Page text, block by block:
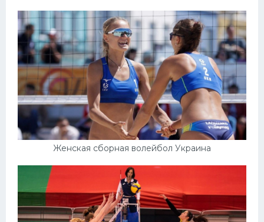
Женская сборная волейбол Украина